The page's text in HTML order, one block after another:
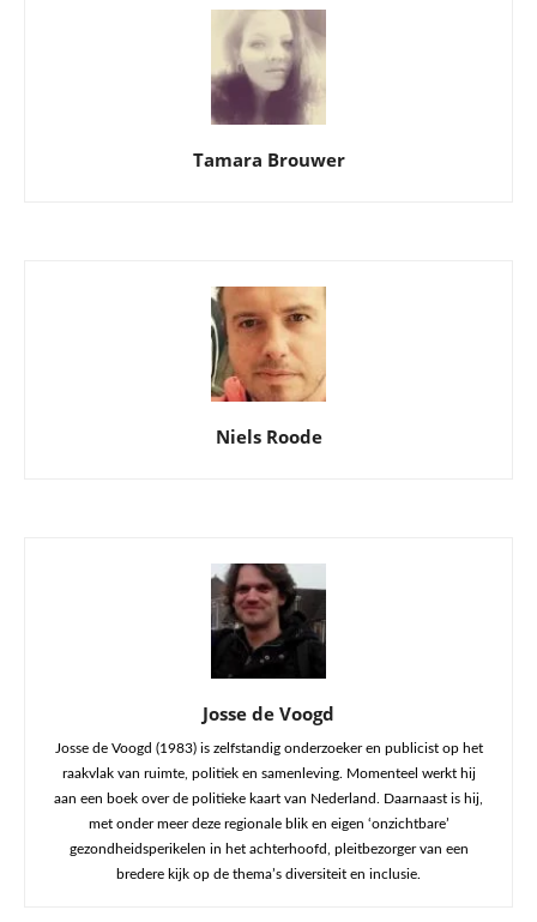
Tamara Brouwer
Niels Roode
Josse de Voogd
Josse de Voogd (1983) is zelfstandig onderzoeker en publicist op het
raakvlak van ruimte, politiek en samenleving. Momenteel werkt hij
aan een boek over de politieke kaart van Nederland. Daarnaast is hij,
met onder meer deze regionale blik en eigen ‘onzichtbare’
gezondheidsperikelen in het achterhoofd, pleitbezorger van een
bredere kijk op de thema’s diversiteit en inclusie.